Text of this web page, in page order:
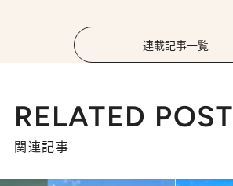
連載記事一覧
RELATED
関連記事